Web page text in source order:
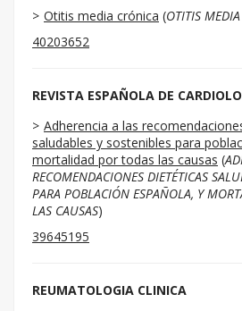
Otitis media crónica (OTITIS
40203652
REVISTA ESPAÑOLA DE
Adherencia a las
saludables y sostenibles para
mortalidad por todas las causas (
RECOMENDACIONES DIETÉTICAS
PARA POBLACIÓN ESPAÑOLA, Y
LAS CAUSAS)
39645195
REUMATOLOGIA CLINICA